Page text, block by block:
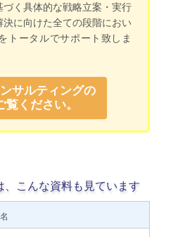
く具体的な戦略立案・実行
に向けた全ての段階におい
トータルでサポート致しま
サルティングの
覧ください。
、こんな資料も見ています